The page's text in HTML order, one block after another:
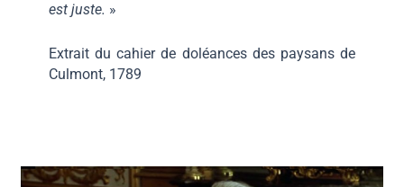
est juste. »
Extrait du cahier de doléances des paysans de
Culmont, 1789